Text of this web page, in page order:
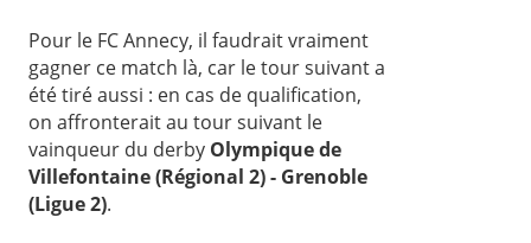
Pour le FC Annecy, il faudrait vraiment
gagner ce match là, car le tour suivant a
été tiré aussi : en cas de qualification,
on affronterait au tour suivant le
vainqueur du derby Olympique de
Villefontaine (Régional 2) - Grenoble
(Ligue 2).